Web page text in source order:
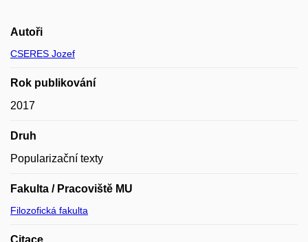
Autoři
CSERES Jozef
Rok publikování
2017
Druh
Popularizační texty
Fakulta / Pracoviště MU
Filozofická fakulta
Citace